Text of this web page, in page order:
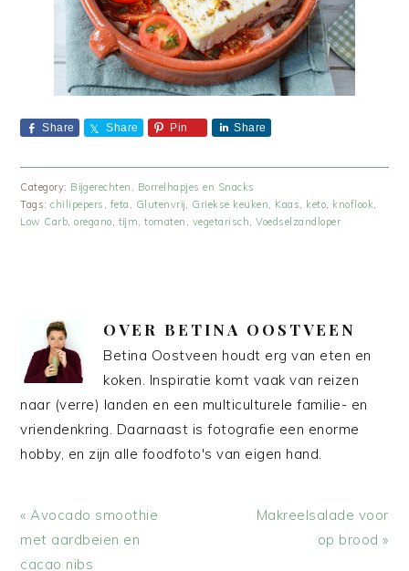
Share Share Pin Share
Category: Bijgerechten , Borrelhapjes en Snacks
Tags:chilipepers , feta , Glutenvrij, Griekse keuken, Kaas, keto, knoflook,
Low Carb,oregano, tijm,tomaten , vegetarisch,Voedselzandloper
OVER BETINA OOSTVEEN
Betina Oostveen houdt erg van eten en
koken. Inspiratie komt vaak van reizen
naar (verre) landen en een multiculturele familie- en
vriendenkring. Daarnaast is fotografie een enorme
hobby, en zijn alle foodfoto's van eigen hand.
Vorig
bericht:
« Avocado smoothie
met aardbeien en
cacao nibs
Volgend
Makreelsalade voor
op brood »